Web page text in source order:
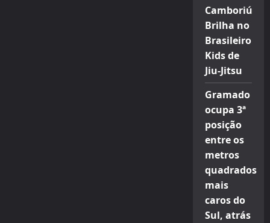
Camboriú
Brilha no
Brasileiro
Kids de
Jiu-Jitsu
Gramado
ocupa 3ª
posição
entre os
metros
quadrados
mais
caros do
Sul, atrás